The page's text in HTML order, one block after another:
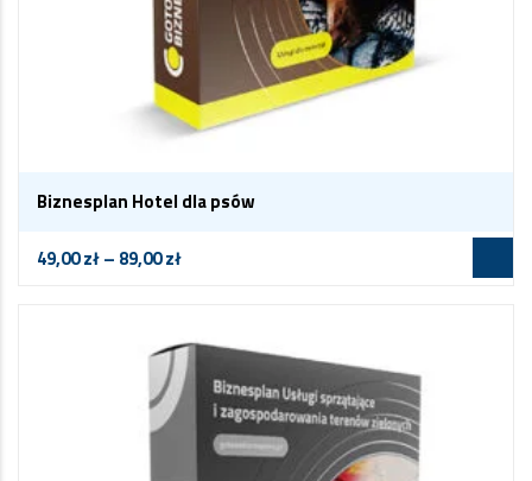
Biznesplan Hotel dla psów
49,00zł– 89,00zł